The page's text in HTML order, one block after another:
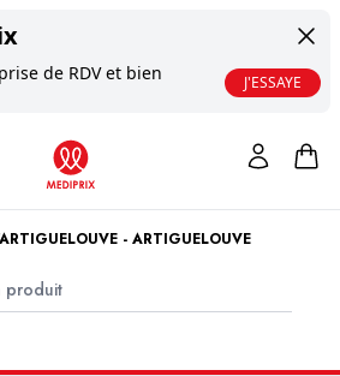
de RDV et bien
J'ESSAYE
- ARTIGUELOUVE